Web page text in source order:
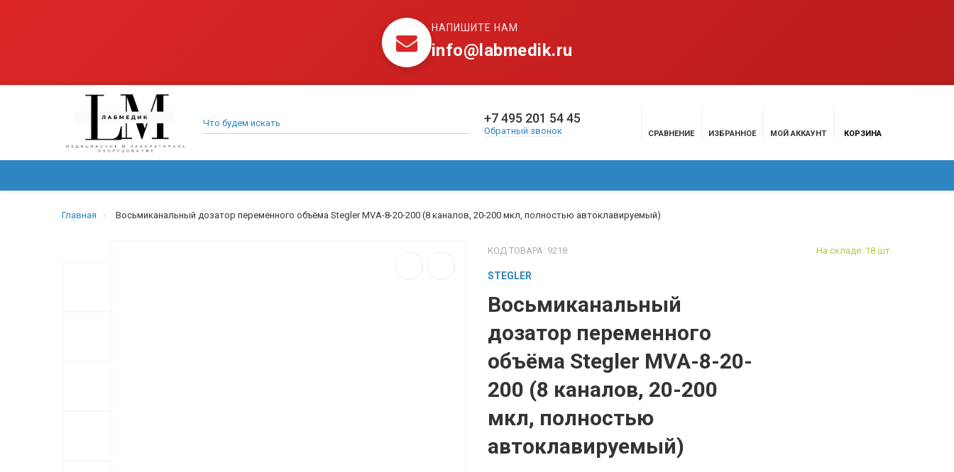
НАПИШИТЕ НАМ
info@labmedik.ru
+7 495 201 54 45
Обратный звонок СРАВНЕНИЕ ИЗБРАННОЕ МОЙ АККАУНТ КОРЗИНА
Главная Восьмиканальный дозатор переменного объёма Stegler MVA-8-20-200 (8 каналов, 20-200 мкл, полностью автоклавируемый)
КОД ТОВАРА: 9218
STEGLER
Восьмиканальный
дозатор переменного
объёма Stegler MVA-8-20-
200 (8 каналов, 20-200
мкл, полностью
автоклавируемый)
На складе: 18 шт.